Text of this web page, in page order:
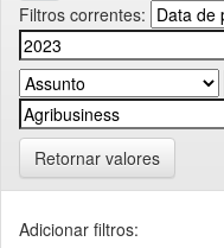
Filtros correntes:
Retornar valores
Adicionar filtros: